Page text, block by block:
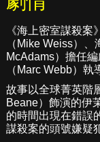
《海上密室謀殺
（Mike Weiss）
McAdams）擔任
（Marc Webb）執
故事以全球菁英階
Beane）飾演的伊
的時間出現在錯誤
謀殺案的頭號嫌疑